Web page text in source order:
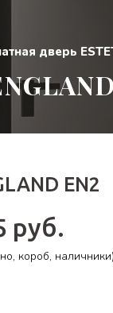
дверь
EN2
руб.
короб, наличники)